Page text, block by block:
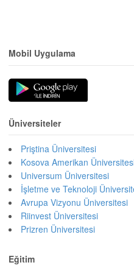
Mobil Uygulama
Üniversiteler
Priştina Üniversitesi
Kosova Amerikan
Universum Üniversitesi
İşletme ve Teknoloji
Avrupa Vizyonu Üniversitesi
Riinvest Üniversitesi
Prizren Üniversitesi
Eğitim